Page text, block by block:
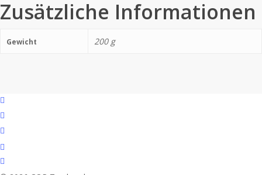
Zusätzliche Informationen
Gewicht 200 g
facebook
youtube
instagram
spotify
bandcamp